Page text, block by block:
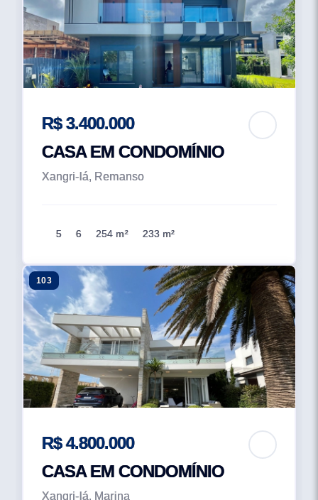
R$ 3.400.000
CASA EM CONDOMÍNIO
Xangri-lá, Remanso
5 6 254 m² 233 m²
103
R$ 4.800.000
CASA EM CONDOMÍNIO
Xangri-lá, Marina